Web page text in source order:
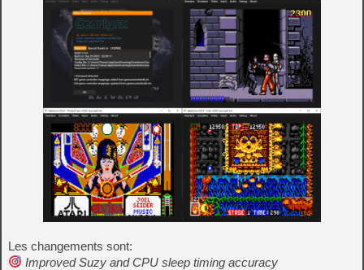
Les changements sont:
Improved Suzy and CPU sleep timing accuracy